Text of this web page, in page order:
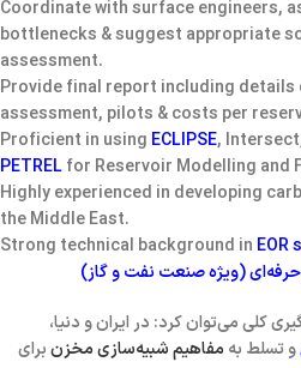
Coordinate with surface engineers,
bottlenecks & suggest appropriate
assessment.
Provide final report including
assessment, pilots & costs per
Proficient in using ECLIPSE, Intersect
PETRELfor Reservoir Modelling and
Highly experienced in developing
the Middle East.
Strong technical background in EOR
(ویژه صنعت نفت و گاز)
کلی می‌توان کرد: در ایران و دنیا،
و تسلط به مفاهیم شبیه‌سازی مخزنبرای